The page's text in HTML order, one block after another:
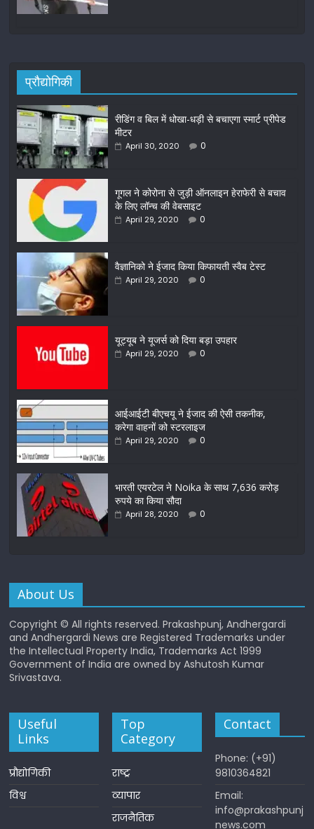
प्रौद्योगिकी
रीडिंग व बिल में धोखा-धड़ी से बचाएगा स्मार्ट प्रीपेड
मीटर
April 30, 2020 0
गूगल ने कोरोना से जुड़ी ऑनलाइन हेराफेरी से बचाव
के लिए लॉन्च की वेबसाइट
April 29, 2020 0
वैज्ञानिको ने ईजाद किया किफायती स्वैब टेस्ट
April 29, 2020 0
यूट्यूब ने यूजर्स को दिया बड़ा उपहार
April 29, 2020 0
आईआईटी बीएचयू ने ईजाद की ऐसी तकनीक,
करेगा वाहनों को स्टरलाइज
April 29, 2020 0
भारती एयरटेल ने Noika के साथ 7,636 करोड़
रुपये का किया सौदा
April 28, 2020 0
About Us
Copyright © All rights reserved. Prakashpunj, Andhergardi
and Andhergardi News are Registered Trademarks under
the Intellectual Property India, Trademarks Act 1999
Government of India are owned by Ashutosh Kumar
Srivastava.
Useful
Links
प्रौद्योगिकी
विश्व
Top
Category
राष्ट्र
व्यापार
राजनैतिक
Contact
Phone: (+91)
9810364821
Email:
info@prakashpunj
news.com